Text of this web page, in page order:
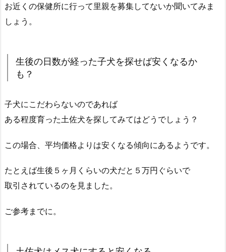
お近くの保健所に行って里親を募集してないか聞いてみま
しょう。
生後の日数が経った子犬を探せば安くなるか
も？
子犬にこだわらないのであれば
ある程度育った土佐犬を探してみてはどうでしょう？
この場合、平均価格よりは安くなる傾向にあるようです。
たとえば生後５ヶ月くらいの犬だと５万円ぐらいで
取引されているのを見ました。
ご参考までに。